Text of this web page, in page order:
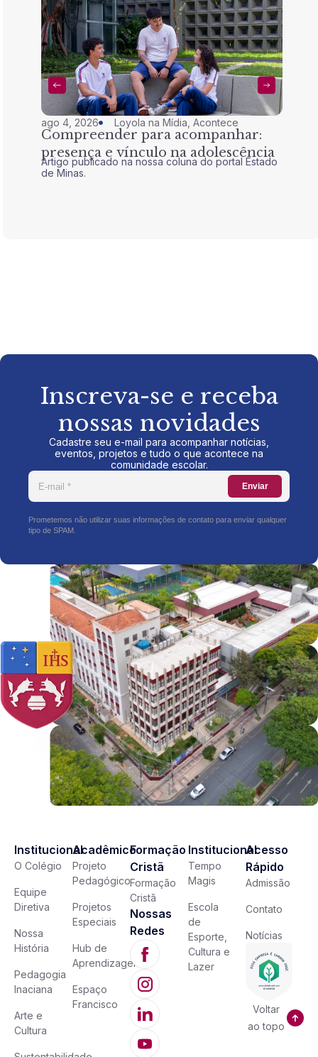
ago 4, 2026 Loyola na Mídia ,Acontece
Compreender para acompanhar:
presença e vínculo na adolescência
Artigo publicado na nossa coluna do portal Estado
de Minas.
Inscreva-se e receba
nossas novidades
Cadastre seu e-mail para acompanhar notícias,
eventos, projetos e tudo o que acontece na
comunidade escolar.
Enviar
Prometemos não utilizar suas informações de contato para enviar qualquer
tipo de SPAM.
Institucional
O Colégio
Equipe
Diretiva
Nossa
História
Pedagogia
Inaciana
Arte e
Cultura
Acadêmico
Projeto
Pedagógico
Projetos
Especiais
Hub de
Aprendizagem
Espaço
Francisco
Formação
Cristã
Formação
Cristã
Nossas
Redes
Institucional
Tempo
Magis
Escola
de
Esporte,
Cultura e
Lazer
Acesso
Rápido
Admissão
Contato
Notícias
Voltar
ao topo